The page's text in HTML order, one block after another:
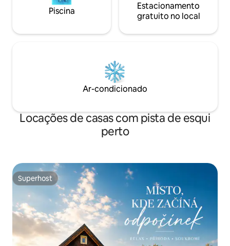
Piscina
Estacionamento
gratuito no local
Ar-condicionado
Locações de casas com pista de esqui
perto
Superhost
Superhost